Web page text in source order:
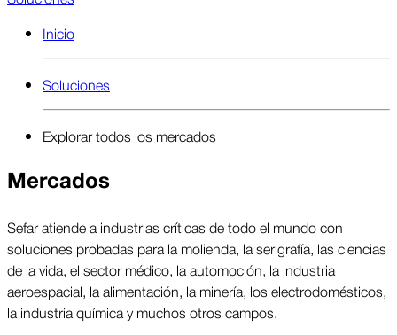
Inicio
Soluciones
Explorar todos los mercados
Mercados
Sefar atiende a industrias críticas de todo el mundo con
soluciones probadas para la molienda, la serigrafía, las ciencias
de la vida, el sector médico, la automoción, la industria
aeroespacial, la alimentación, la minería, los electrodomésticos,
la industria química y muchos otros campos.